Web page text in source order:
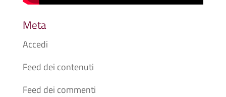
Meta
Accedi
Feed dei contenuti
Feed dei commenti